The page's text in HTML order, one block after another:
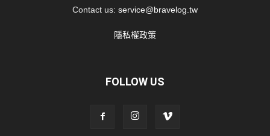
Contact us: service@bravelog.tw
隱私權政策
FOLLOW US